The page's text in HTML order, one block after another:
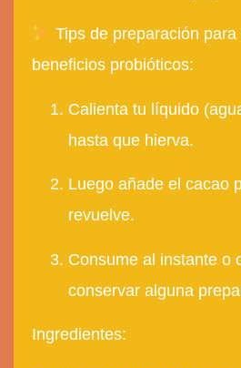
Tips de preparación
beneficios probióticos:
Calienta tu líquido
hasta que hierva.
Luego añade el cacao
revuelve.
Consume al instante o
conservar alguna
Ingredientes: